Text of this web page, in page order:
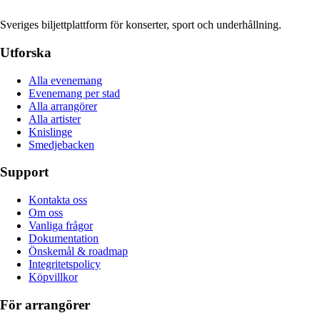
Sveriges biljettplattform för konserter, sport och underhållning.
Utforska
Alla evenemang
Evenemang per stad
Alla arrangörer
Alla artister
Knislinge
Smedjebacken
Support
Kontakta oss
Om oss
Vanliga frågor
Dokumentation
Önskemål & roadmap
Integritetspolicy
Köpvillkor
För arrangörer